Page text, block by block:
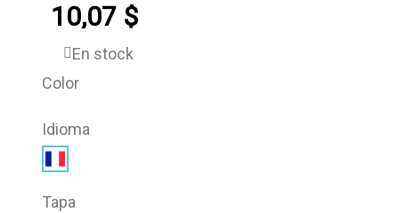
10,07 $
En stock
Color
Idioma
Tapa